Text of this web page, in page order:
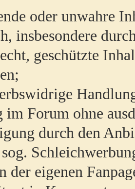
oder unwahre
insbesondere
geschützte
im Forum ohne
durch den
der eigenen